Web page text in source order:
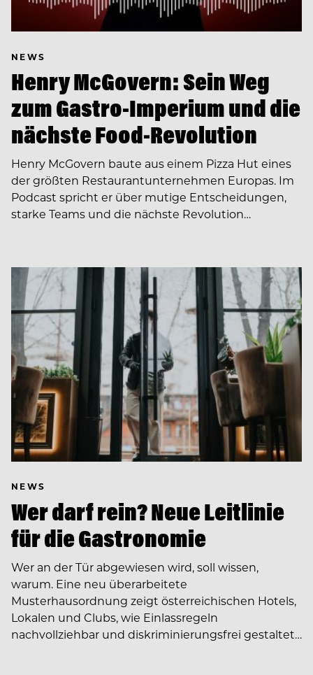
NEWS
Henry McGovern: Sein Weg
zum Gastro-Imperium und die
nächste Food-Revolution
Henry McGovern baute aus einem Pizza Hut eines
der größten Restaurantunternehmen Europas. Im
Podcast spricht er über mutige Entscheidungen,
starke Teams und die nächste Revolution…
NEWS
Wer darf rein? Neue Leitlinie
für die Gastronomie
Wer an der Tür abgewiesen wird, soll wissen,
warum. Eine neu überarbeitete
Musterhausordnung zeigt österreichischen Hotels,
Lokalen und Clubs, wie Einlassregeln
nachvollziehbar und diskriminierungsfrei gestaltet…